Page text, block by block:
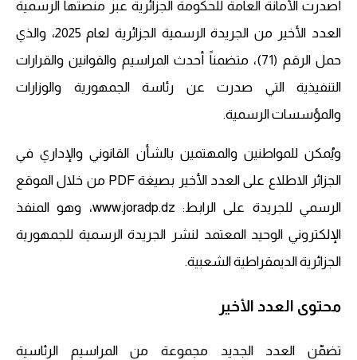
أصدرت الأمانة العامة للحكومة الجزائرية عبر منصتها الرسمية
العدد الأخير من الجريدة الرسمية الجزائرية لعام 2025، والذي
حمل الرقم (71)، متضمناً أحدث المراسيم والقوانين والقرارات
التنفيذية التي صدرت عن رئاسة الجمهورية والوزارات
والمؤسسات الرسمية.
ويُمكن للمواطنين والمهتمين بالشأن القانوني والإداري في
الجزائر الاطلاع على العدد الأخير بصيغة PDF من خلال الموقع
الرسمي للجريدة على الرابط: www.joradp.dz، وهو المنفذ
الإلكتروني الوحيد المعتمد لنشر الجريدة الرسمية للجمهورية
الجزائرية الديمقراطية الشعبية.
محتوى العدد الأخير
تضمّن العدد الجديد مجموعة من المراسيم الرئاسية